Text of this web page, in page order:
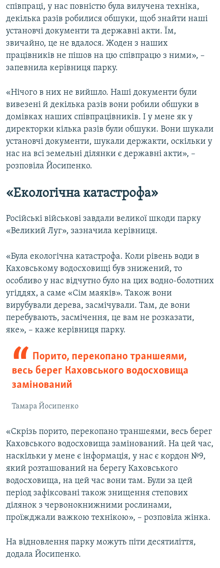
співпраці, у нас повністю була вилучена техніка,
декілька разів робилися обшуки, щоб знайти наші
установчі документи та державні акти. Їм,
звичайно, це не вдалося. Жоден з наших
працівників не пішов на цю співпрацю з ними», –
запевнила керівниця парку.
«Нічого в них не вийшло. Наші документи були
вивезені й декілька разів вони робили обшуки в
домівках наших співпрацівників. І у мене як у
директорки кілька разів були обшуки. Вони шукали
установчі документи, шукали держакти, оскільки у
нас на всі земельні ділянки є державні акти», –
розповіла Йосипенко.
«Екологічна катастрофа»
Російські військові завдали великої шкоди парку
«Великий Луг», зазначила керівниця.
«Була екологічна катастрофа. Коли рівень води в
Каховському водосховищі був знижений, то
особливо у нас відчутно було на цих водно-болотних
угіддях, а саме «Сім маяків». Також вони
вирубували дерева, засмічували. Там, де вони
перебувають, засмічення, це вам не розказати,
яке», – каже керівниця парку.
Порито, перекопано траншеями,
весь берег Каховського водосховища
замінований
Тамара Йосипенко
«Скрізь порито, перекопано траншеями, весь берег
Каховського водосховища замінований. На цей час,
наскільки у мене є інформація, у нас є кордон №9,
який розташований на берегу Каховського
водосховища, на цей час вони там. Були за цей
період зафіксовані також знищення степових
ділянок з червонокнижними рослинами,
проїжджали важкою технікою», – розповіла жінка.
На відновлення парку можуть піти десятиліття,
додала Йосипенко.